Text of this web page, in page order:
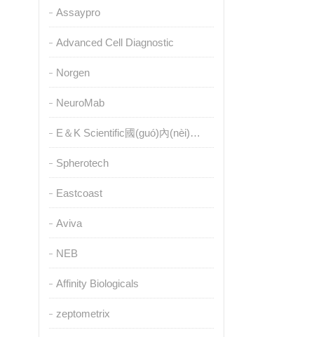
Assaypro
Advanced Cell Diagnostic
Norgen
NeuroMab
E＆K Scientific國(guó)內(nèi)授權(quán)代理
Spherotech
Eastcoast
Aviva
NEB
Affinity Biologicals
zeptometrix